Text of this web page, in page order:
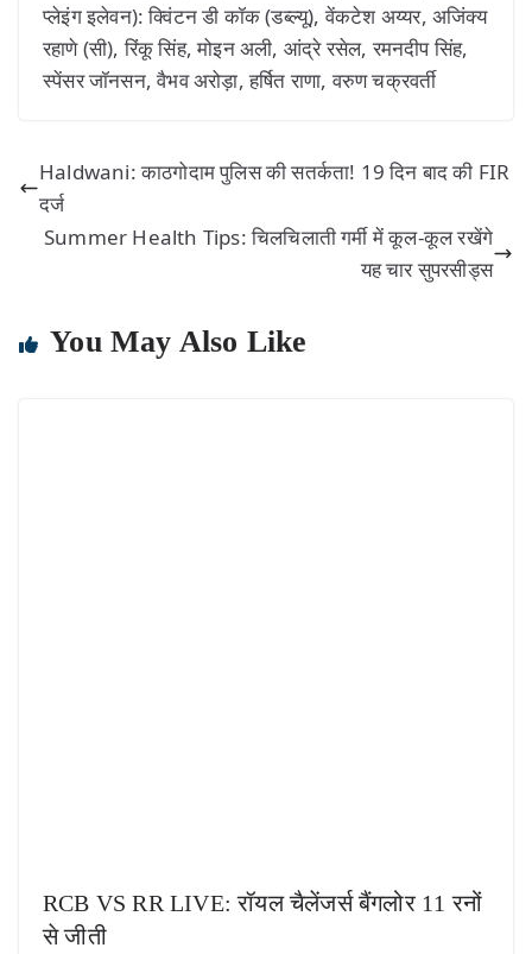
प्लेइंग इलेवन): क्विंटन डी कॉक (डब्ल्यू), वेंकटेश अय्यर, अजिंक्य
रहाणे (सी), रिंकू सिंह, मोइन अली, आंद्रे रसेल, रमनदीप सिंह,
स्पेंसर जॉनसन, वैभव अरोड़ा, हर्षित राणा, वरुण चक्रवर्ती
Haldwani: काठगोदाम पुलिस की सतर्कता! 19 दिन बाद की FIR
दर्ज
Summer Health Tips: चिलचिलाती गर्मी में कूल-कूल रखेंगे
यह चार सुपरसीड्स
You May Also Like
RCB VS RR LIVE: रॉयल चैलेंजर्स बैंगलोर 11 रनों
से जीती